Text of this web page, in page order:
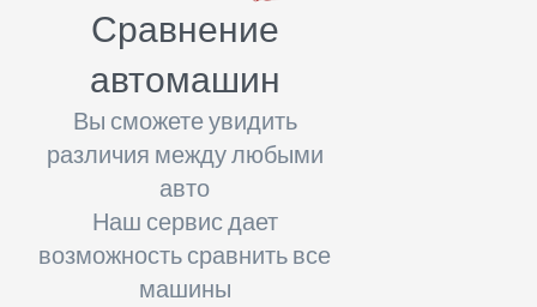
Сравнение
автомашин
Вы сможете увидить
различия между любыми
авто
Наш сервис дает
возможность сравнить все
машины